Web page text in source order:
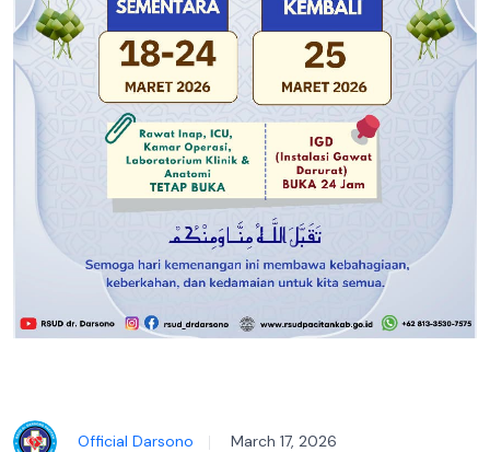
Official Darsono March 17, 2026